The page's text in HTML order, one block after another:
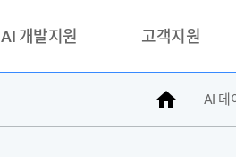
AI 개발지원 고객지원
문의하기
자주찾는질문
홈 AI 데